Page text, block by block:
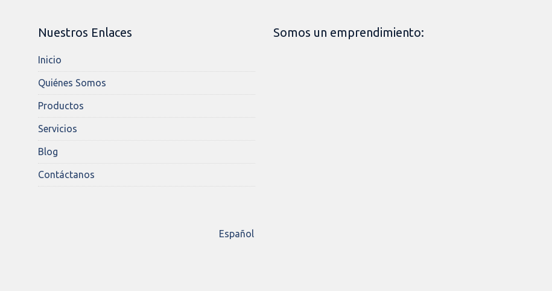
Nuestros Enlaces
Inicio
Quiénes Somos
Productos
Servicios
Blog
Contáctanos
Español
Somos un emprendimiento: